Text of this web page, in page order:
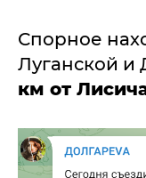
Спорное
Луганской и
км от